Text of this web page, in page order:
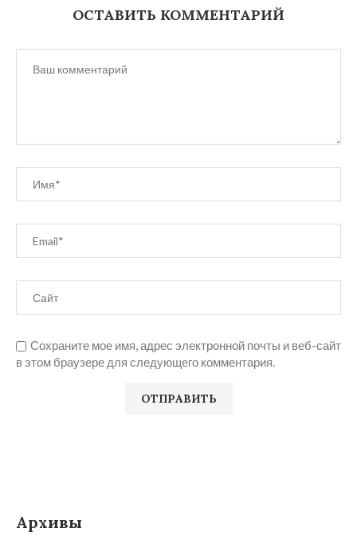
ОСТАВИТЬ КОММЕНТАРИЙ
Сохраните мое имя, адрес электронной почты и веб-сайт
в этом браузере для следующего комментария.
Архивы